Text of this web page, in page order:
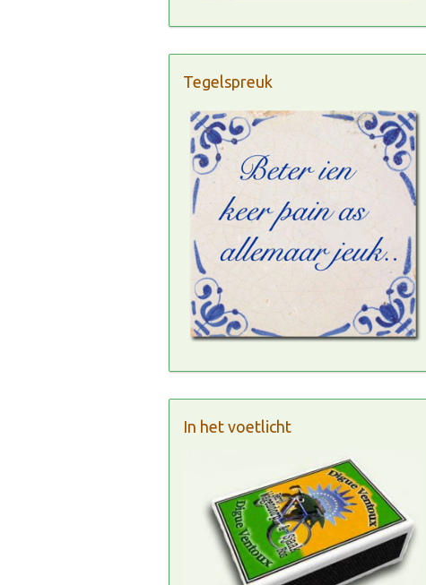
Tegelspreuk
In het voetlicht